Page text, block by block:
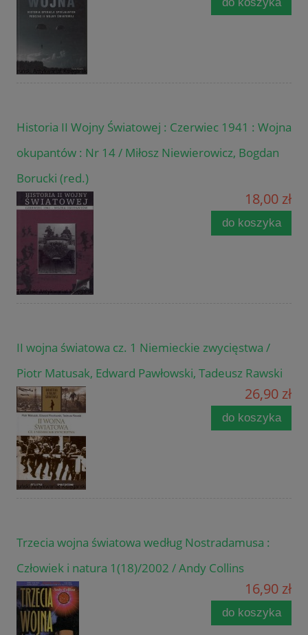
Historia II Wojny Światowej : Czerwiec 1941 : Wojna
okupantów : Nr 14 / Miłosz Niewierowicz, Bogdan
Borucki (red.)
18,00 zł
do koszyka
II wojna światowa cz. 1 Niemieckie zwycięstwa /
Piotr Matusak, Edward Pawłowski, Tadeusz Rawski
26,90 zł
do koszyka
Trzecia wojna światowa według Nostradamusa :
Człowiek i natura 1(18)/2002 / Andy Collins
16,90 zł
do koszyka